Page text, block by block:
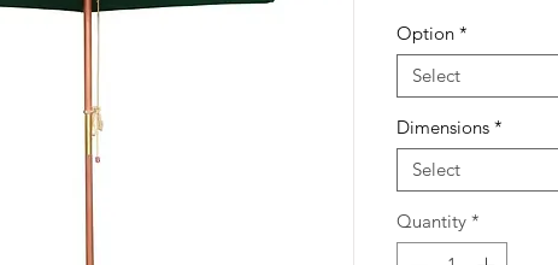
Option *
Select
Dimensions *
Select
Quantity *